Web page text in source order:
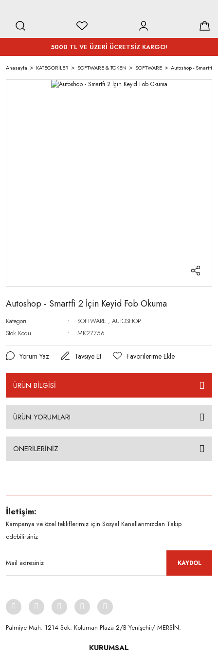
5000 TL VE ÜZERİ ÜCRETSİZ KARGO!
Anasayfa KATEGORİLER SOFTWARE & TOKEN SOFTWARE Autoshop - Smartfi
Autoshop - Smartfi 2 İçin Keyid Fob Okuma
Kategori SOFTWARE ,AUTOSHOP
Stok Kodu
MK27756
Yorum Yaz Tavsiye Et
ÜRÜN BİLGİSİ
ÜRÜN YORUMLARI
ÖNERİLERİNİZ
İletişim:
Kampanya ve özel tekliflerimiz için Sosyal Kanallarımızdan Takip
edebilirsiniz
KAYDOL
Palmiye Mah. 1214 Sok. Koluman Plaza 2/B Yenişehir/ MERSİN.ㅤㅤㅤㅤㅤㅤㅤㅤㅤㅤㅤㅤㅤㅤㅤㅤㅤㅤㅤㅤㅤㅤㅤㅤㅤㅤㅤㅤㅤㅤㅤㅤㅤㅤㅤ ㅤㅤㅤㅤㅤㅤㅤㅤㅤㅤ
KURUMSAL